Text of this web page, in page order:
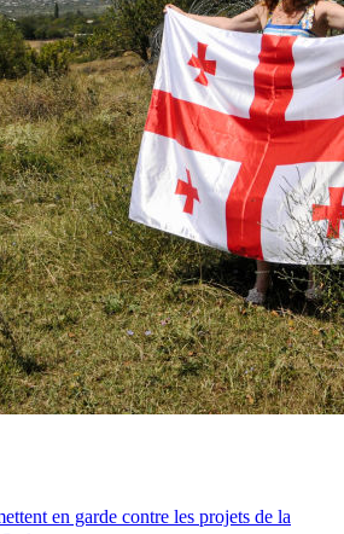
en garde contre les projets de la